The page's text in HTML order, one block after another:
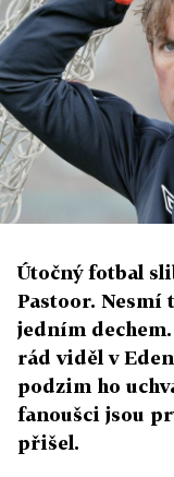
Útočný fotbal
Pastoor. Nesmí
jedním
rád viděl v
podzim ho
fanoušci jsou
přišel.